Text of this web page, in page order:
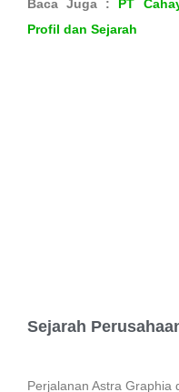
Baca Juga : PT
Profil dan Sejarah
Sejarah
Perjalanan Astra